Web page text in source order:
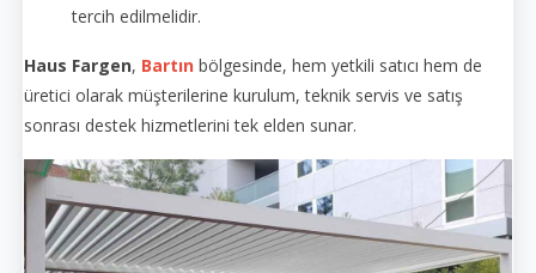
tercih edilmelidir.
Haus Fargen, Bartın bölgesinde, hem yetkili satıcı hem de
üretici olarak müşterilerine kurulum, teknik servis ve satış
sonrası destek hizmetlerini tek elden sunar.